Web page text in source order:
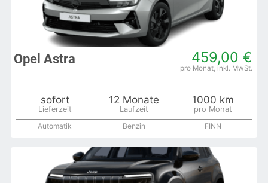
459,00 €
Opel Astra
sofort 12 Monate 1000 km
Automatik Benzin FINN